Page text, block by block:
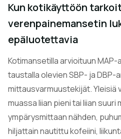
Kun kotikäyttöön
verenpainemansetin
epäluotettavia
Kotimansetilla arvioituun MAP-
taustalla olevien SBP- ja DBP-
mittausvarmuustekijät. Yleisiä
muassa liian pieni tai liian suuri
ympärysmittaan nähden,
hiljattain nautittu kofeiini,